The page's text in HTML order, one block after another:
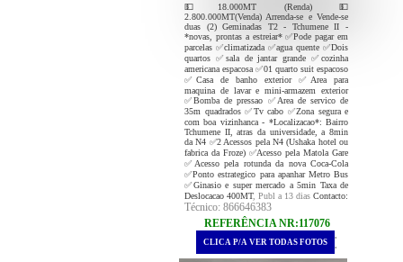
💵18.000MT (Renda) 💵
2.800.000MT(Venda) Arrenda-se e Vende-se
duas (2) Geminadas T2 - Tchumene II -
*novas, prontas a estreiar* ✅Pode pagar em
parcelas ✅climatizada ✅agua quente ✅Dois
quartos ✅sala de jantar grande ✅cozinha
americana espacosa ✅01 quarto suit espacoso
✅Casa de banho exterior ✅Area para
maquina de lavar e mini-armazem exterior
✅Bomba de pressao ✅Area de servico de
35m quadrados ✅Tv cabo ✅Zona segura e
com boa vizinhanca - *Localizacao*: Bairro
Tchumene II, atras da universidade, a 8min
da N4 ✅2 Acessos pela N4 (Ushaka hotel ou
fabrica da Froze) ✅Acesso pela Matola Gare
✅Acesso pela rotunda da nova Coca-Cola
✅Ponto estrategico para apanhar Metro Bus
✅Ginasio e super mercado a 5min Taxa de
Deslocacao 400MT, Publ a 13 dias Contacto:
Técnico: 866646383
REFERÊNCIA NR:117076
.
CLICA P/A VER TODAS FOTOS .